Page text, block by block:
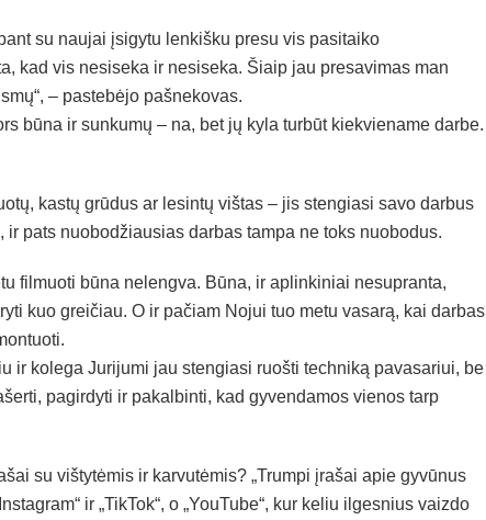
su naujai įsigytu lenkišku presu vis pasitaiko
kad vis nesiseka ir nesiseka. Šiaip jau presavimas man
– pastebėjo pašnekovas.
būna ir sunkumų – na, bet jų kyla turbūt kiekviename darbe.
kastų grūdus ar lesintų vištas – jis stengiasi savo darbus
pats nuobodžiausias darbas tampa ne toks nuobodus.
filmuoti būna nelengva. Būna, ir aplinkiniai nesupranta,
kuo greičiau. O ir pačiam Nojui tuo metu vasarą, kai darbas
ir kolega Jurijumi jau stengiasi ruošti techniką pavasariui, be
pagirdyti ir pakalbinti, kad gyvendamos vienos tarp
su vištytėmis ir karvutėmis? „Trumpi įrašai apie gyvūnus
ir „TikTok“, o „YouTube“, kur keliu ilgesnius vaizdo